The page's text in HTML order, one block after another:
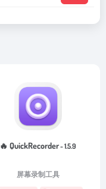
🔥 QuickRecorder- 1.5.9
屏幕录制工具